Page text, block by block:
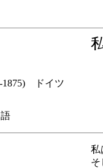
1875) ドイツ
私
そ